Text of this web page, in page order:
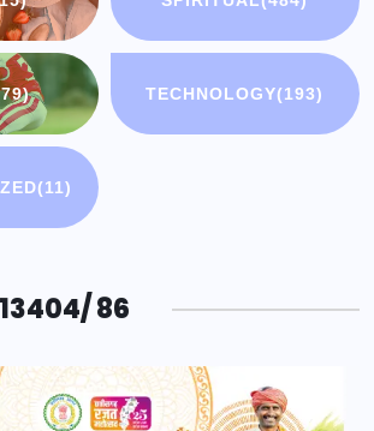
TECHNOLOGY(193)
(11)
86